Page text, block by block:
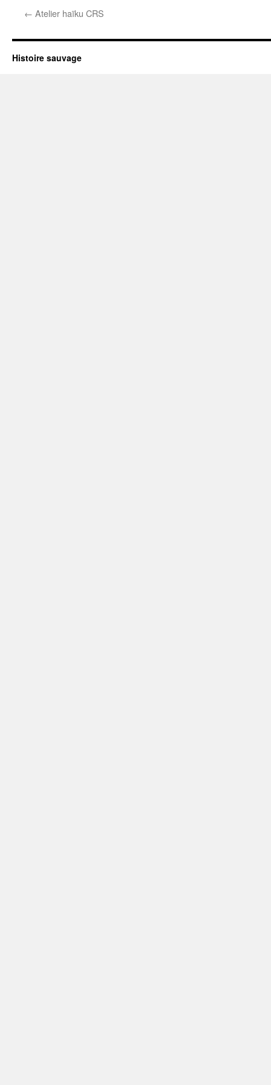
← Atelier haïku CRS
Histoire sauvage